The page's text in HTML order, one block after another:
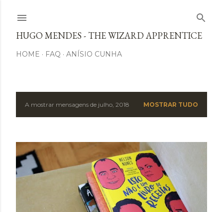
HUGO MENDES - THE WIZARD APPRENTICE
HOME FAQ ANÍSIO CUNHA
M
n
s
A mostrar mensagens de julho, 2018 MOSTRAR TUDO